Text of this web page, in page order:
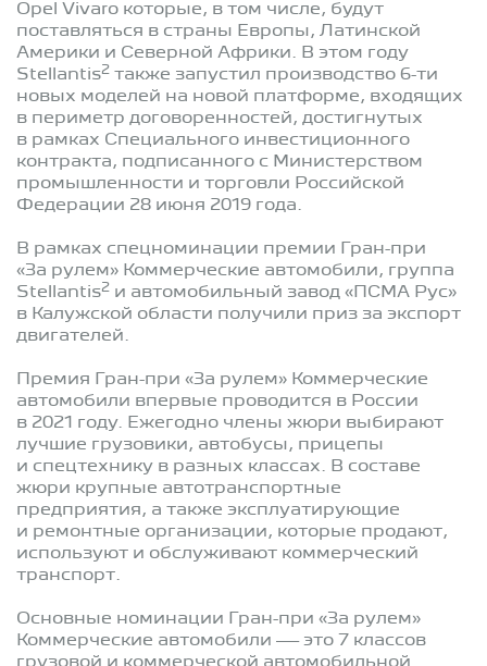
Opel Vivaro которые, в том числе, будут
поставляться в страны Европы, Латинской
Америки и Северной Африки. В этом году
Stellantis2 также запустил производство 6-ти
новых моделей на новой платформе, входящих
в периметр договоренностей, достигнутых
в рамках Специального инвестиционного
контракта, подписанного с Министерством
промышленности и торговли Российской
Федерации 28 июня 2019 года.
В рамках спецноминации премии Гран-при
«За рулем» Коммерческие автомобили, группа
Stellantis2 и автомобильный завод «ПСМА Рус»
в Калужской области получили приз за экспорт
двигателей.
Премия Гран-при «За рулем» Коммерческие
автомобили впервые проводится в России
в 2021 году. Ежегодно члены жюри выбирают
лучшие грузовики, автобусы, прицепы
и спецтехнику в разных классах. В составе
жюри крупные автотранспортные
предприятия, а также эксплуатирующие
и ремонтные организации, которые продают,
используют и обслуживают коммерческий
транспорт.
Основные номинации Гран-при «За рулем»
Коммерческие автомобили — это 7 классов
грузовой и коммерческой автомобильной